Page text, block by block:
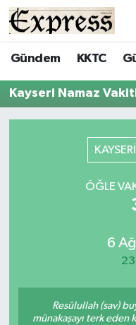
Gündem KKTC
Kayseri Namaz
KAYSERİ
ÖĞLE
6
Resûlullah (sav)
münakaşayı terk eden
ALAYKÖY
ALSANCAK
ÇATALKÖY
ENGLISH
Hava Durumu
Trafik Durumu
Tüm Manşetler
Son Dakika